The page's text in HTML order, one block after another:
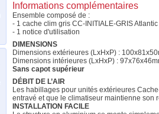
Informations complémentaires
Ensemble composé de :
- 1 cache clim gris CC-INITIALE-GRIS Atlantic
- 1 notice d'utilisation
DIMENSIONS
Dimensions extérieures (LxHxP) :
Dimensions intérieures (LxHxP) :
Sans capot supérieur
DÉBIT DE L’AIR
Les habillages pour unités extérieures
entravé et que le climatiseur maintienne son
INSTALLATION FACILE